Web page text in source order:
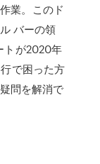
業。このド
バーの領
トが2020年
で困った方
問を解消で